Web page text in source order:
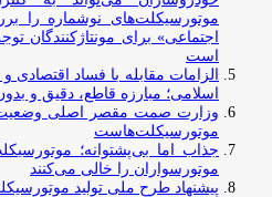
موتورسیکلت‌های نوشماره را
اجتماعی» برای مونتاژکنندگان
است
الزامات مقابله با فساد اقتصادی
اسلامی؛ مبارزه قاطع، دقیق و
وزارت صمت مقصر اصلی
موتورسیکلت‌هاست
جذاب اما بی‌پشتوانه؛
موتورسواران را خالی می‌کنند
پیشنهاد طرح ملی تولید